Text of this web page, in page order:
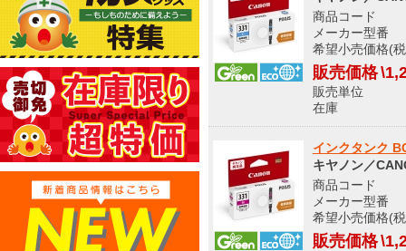
商品コード
メーカー型番
希望小売価格(
販売価格
販売単
在庫
インクタンク
キヤノン／
商品コード
メーカー型番
希望小売価格(
販売価格